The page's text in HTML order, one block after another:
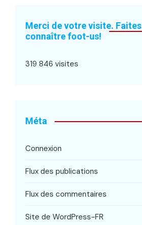
Merci de votre visite. Faites
connaître foot-us!
319 846 visites
Méta
Connexion
Flux des publications
Flux des commentaires
Site de WordPress-FR